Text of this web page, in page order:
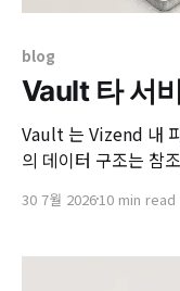
blog
Vault 타 서
Vault 는 Vizend 내
의 데이터 구조는 참조
명이 가지게 되더라도
경험한 바로는 크게 세
30 7월 202610 min read